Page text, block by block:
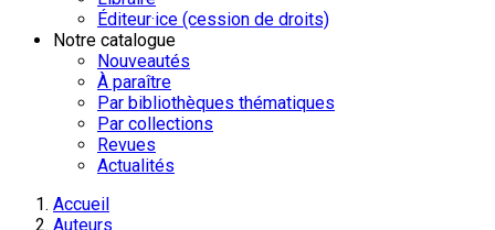
Éditeur·ice (cession de droits)
Notre catalogue
Nouveautés
À paraître
Par bibliothèques thématiques
Par collections
Revues
Actualités
Accueil
Auteurs